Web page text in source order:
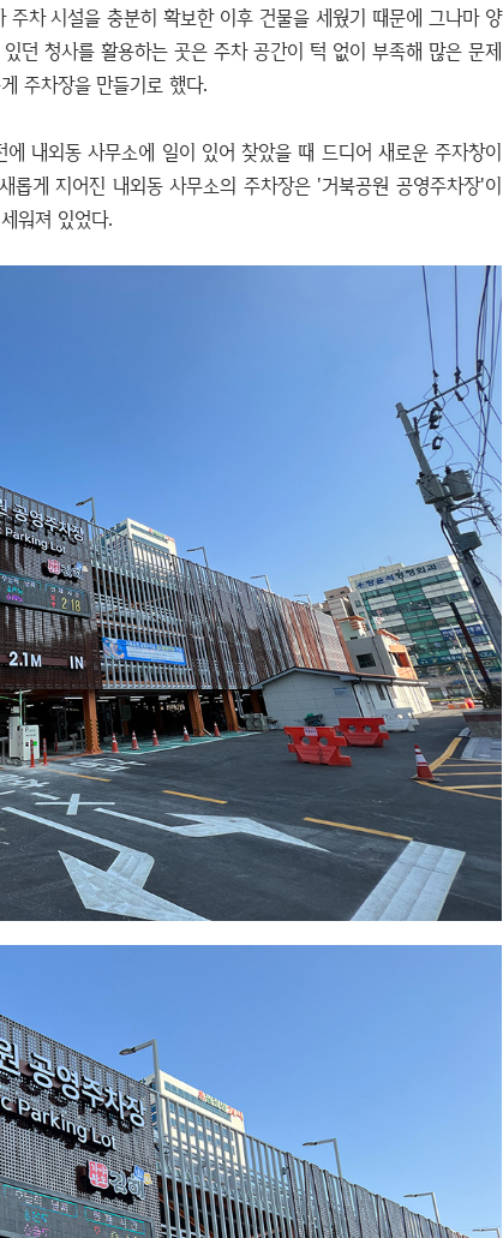
차 시설을 충분히 확보한 이후 건물을 세웠기 때문에 그나마 양
던 청사를 활용하는 곳은 주차 공간이 턱 없이 부족해 많은 문제
주차장을 만들기로 했다.
내외동 사무소에 일이 있어 찾았을 때 드디어 새로운 주자창이
게 지어진 내외동 사무소의 주차장은 '거북공원 공영주차장'이
워져 있었다.